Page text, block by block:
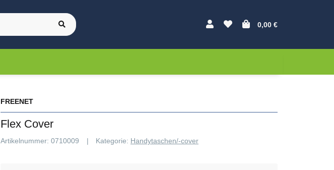
0,00 €
FREENET
Flex Cover
Artikelnummer: 0710009 Kategorie: Handytaschen/-cover